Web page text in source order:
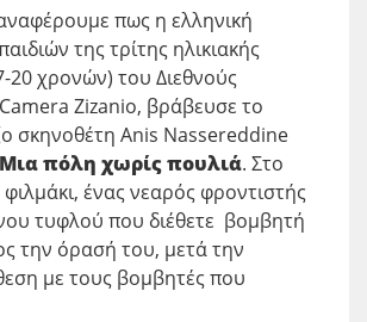
πως η ελληνική
της τρίτης ηλικιακής
20 χρονών) του Διεθνούς
Zizanio, βράβευσε το
σκηνοθέτη Anis Nassereddine
Μια πόλη χωρίς πουλιά. Στο
φιλμάκι, ένας νεαρός φροντιστής
τυφλού που διέθετε βομβητή
την όρασή του, μετά την
με τους βομβητές που